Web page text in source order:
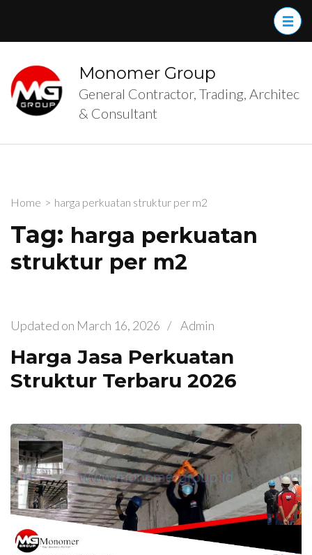
(Press
Enter)
Monomer Group
General Contractor, Trading, Architec
& Consultant
Home > harga perkuatan struktur per m2
Tag: harga perkuatan
struktur per m2
Updated on March 16, 2026 / Admin
Harga Jasa Perkuatan
Struktur Terbaru 2026